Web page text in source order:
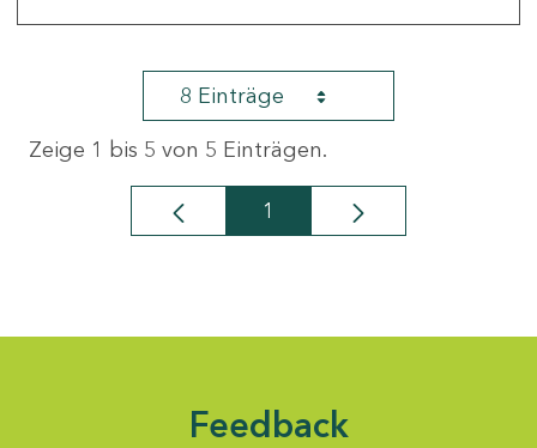
8 Einträge
Zeige 1 bis 5 von 5 Einträgen.
Seite
1
Feedback